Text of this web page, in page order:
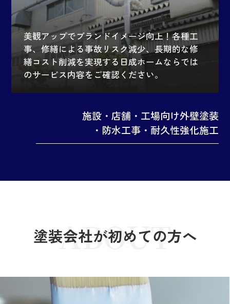
美観アップでブランドイメージ向上！各種工
事、修繕による事故リスク減少、長期的な修
繕コスト削減を実現する日成ホームならでは
のサービス内容をご確認ください。
施設・店舗・工場向け外壁塗装
・防水工事・耐久性強化施工
ABOUT
塗装会社が初めての方へ